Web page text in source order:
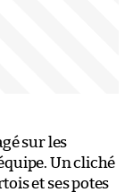
sur les
Un cliché
et ses potes